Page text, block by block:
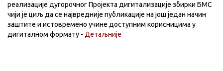
реализације дугорочног Пројекта дигитализације збирки БМС
чији је циљ да се највредније публикације на још један начин
заштите и истовремено учине доступним корисницима у
дигиталном формату - Детаљније